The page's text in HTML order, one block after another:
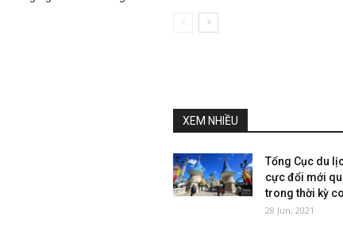
XEM NHIỀU
Tổng Cục du
cực đổi mới
trong thời kỳ
28 Jun, 2021